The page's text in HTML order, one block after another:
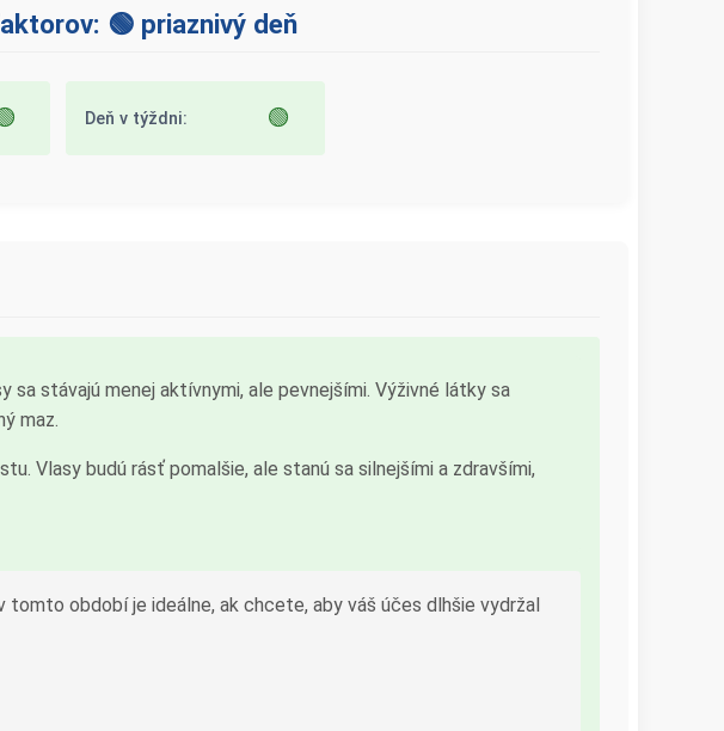
🟢 priaznivý deň
Deň v týždni: 🟢
sa stávajú menej aktívnymi, ale pevnejšími. Výživné látky sa
maz.
Vlasy budú rásť pomalšie, ale stanú sa silnejšími a zdravšími,
období je ideálne, ak chcete, aby váš účes dlhšie vydržal